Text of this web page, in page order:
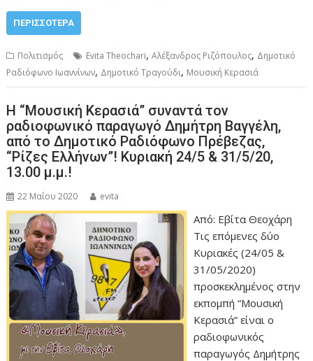
ΠΕΡΙΣΣΌΤΕΡΑ
Πολιτισμός Evita Theochari,Αλέξανδρος Ριζόπουλος, Δημοτικό
Ραδιόφωνο Ιωαννίνων, Δημοτικό Τραγούδι, Μουσική Κερασιά
Η “Μουσική Κερασιά” συναντά τον
ραδιοφωνικό παραγωγό Δημήτρη Βαγγέλη,
από το Δημοτικό Ραδιόφωνο Πρέβεζας,
“Ρίζες Ελλήνων”! Κυριακή 24/5 & 31/5/20,
13.00 μ.μ.!
22 Μαΐου 2020 evita
Από: Εβίτα Θεοχάρη
Τις επόμενες δύο
Κυριακές (24/05 &
31/05/2020)
προσκεκλημένος στην
εκπομπή “Μουσική
Κερασιά” είναι ο
ραδιοφωνικός
παραγωγός Δημήτρης